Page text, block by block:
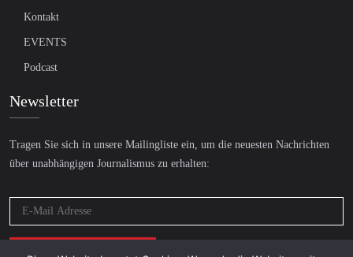
Kontakt
EVENTS
Podcast
Newsletter
Tragen Sie sich in unsere Mailingliste ein, um die neuesten Nachrichten
über unabhängigen Journalismus zu erhalten: